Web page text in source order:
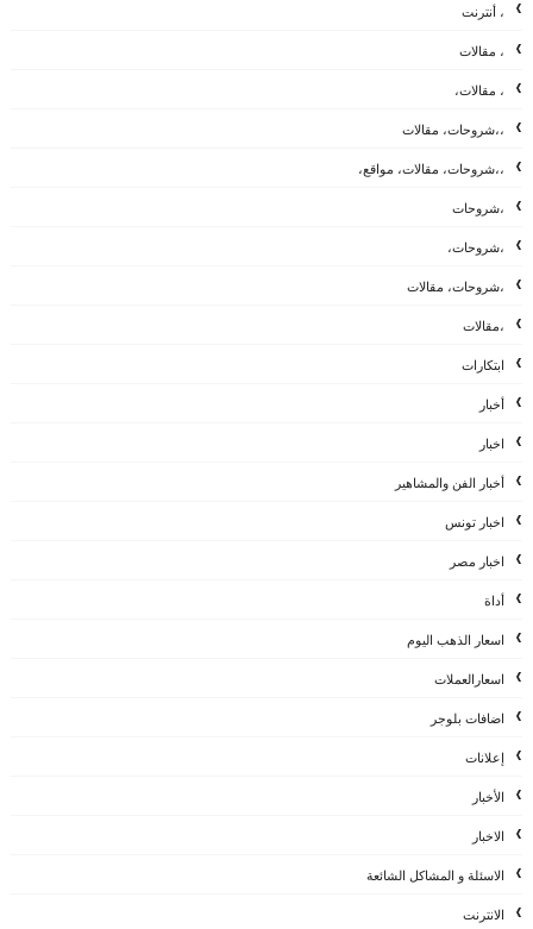
، أنترنت
، مقالات
، مقالات،
،،شروحات، مقالات
،،شروحات، مقالات، مواقع،
،شروحات
،شروحات،
،شروحات، مقالات
،مقالات
ابتكارات
أخبار
اخبار
أخبار الفن والمشاهير
اخبار تونس
اخبار مصر
أداة
اسعار الذهب اليوم
اسعارالعملات
اضافات بلوجر
إعلانات
الأخبار
الاخبار
الاسئلة و المشاكل الشائعة
الانترنت